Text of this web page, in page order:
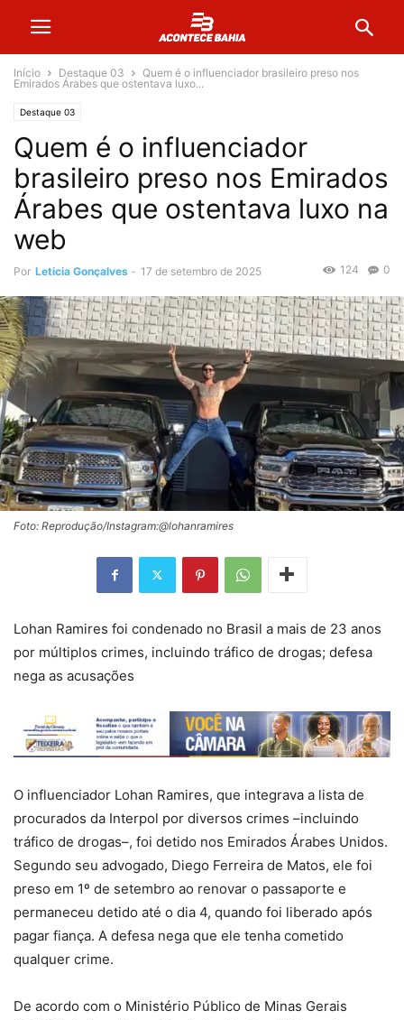
Início Destaque 03
Quem é o influenciador brasileiro preso nos
Emirados Árabes que ostentava luxo...
Destaque 03
Quem é o influenciador
brasileiro preso nos Emirados
Árabes que ostentava luxo na
web
Por Leticia Gonçalves - 17 de setembro de 2025 0
124
Foto: Reprodução/Instagram:@lohanramires
Lohan Ramires foi condenado no Brasil a mais de 23 anos
por múltiplos crimes, incluindo tráfico de drogas; defesa
nega as acusações
O influenciador Lohan Ramires, que integrava a lista de
procurados da Interpol por diversos crimes –incluindo
tráfico de drogas–, foi detido nos Emirados Árabes Unidos.
Segundo seu advogado, Diego Ferreira de Matos, ele foi
preso em 1º de setembro ao renovar o passaporte e
permaneceu detido até o dia 4, quando foi liberado após
pagar fiança. A defesa nega que ele tenha cometido
qualquer crime.
De acordo com o Ministério Público de Minas Gerais